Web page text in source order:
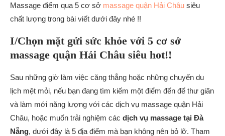
Massage điểm qua 5 cơ sở massage quận Hải Châu siêu
chất lượng trong bài viết dưới đây nhé !!
I/Chọn mặt gửi sức khỏe với 5 cơ sở
massage quận Hải Châu siêu hot!!
Sau những giờ làm việc căng thẳng hoặc những chuyến du
lịch mệt mỏi, nếu bạn đang tìm kiếm một điểm đến để thư giãn
và làm mới năng lượng với các dịch vụ massage quận Hải
Châu, hoặc muốn trải nghiệm các dịch vụ massage tại Đà
Nẵng, dưới đây là 5 địa điểm mà bạn không nên bỏ lỡ. Tham